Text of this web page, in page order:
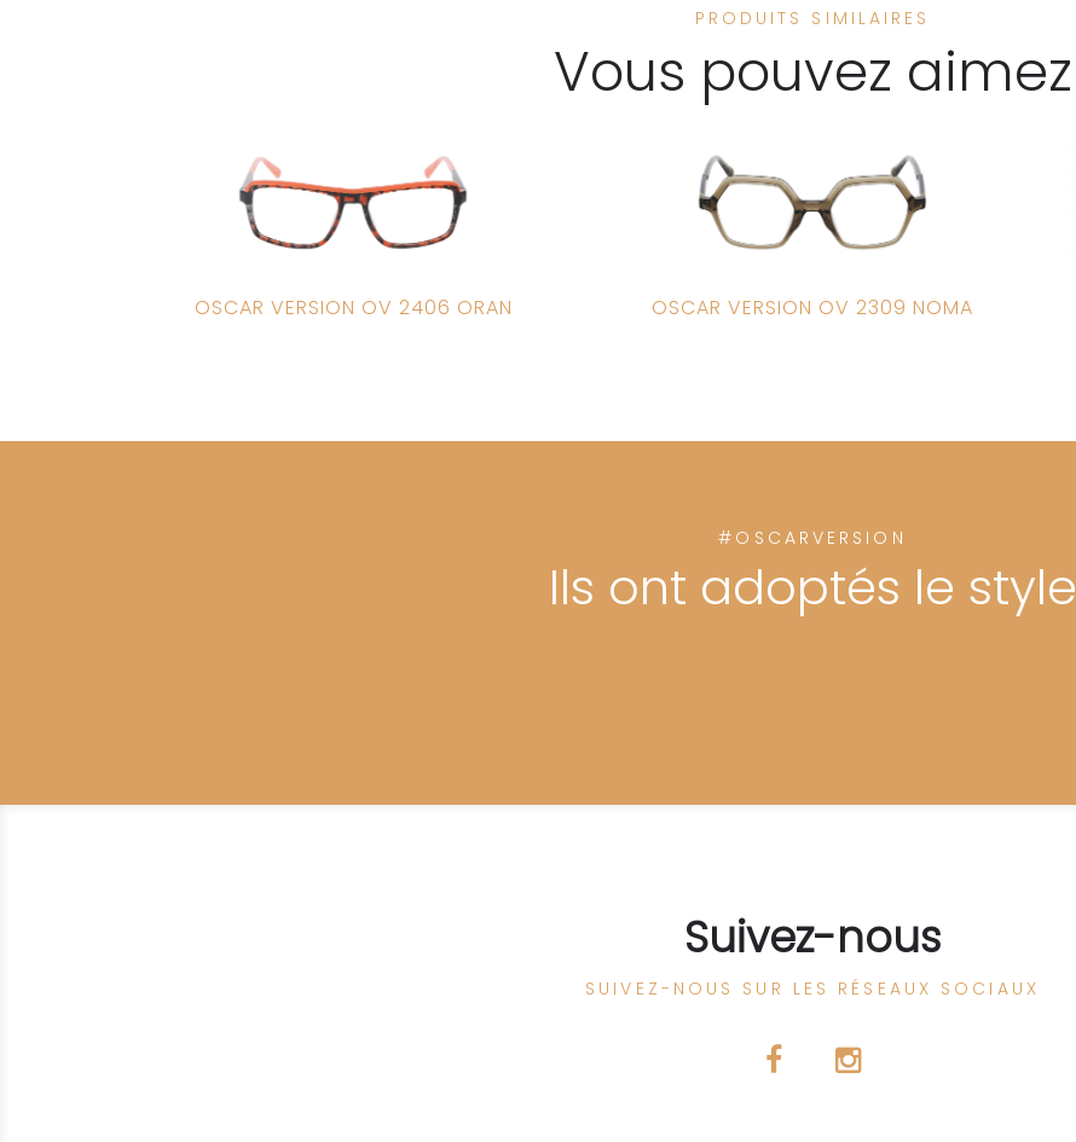
PRODUITS SIMILAIRES
Vous pouvez aimez
OSCAR VERSION OV 2406 ORAN OSCAR VERSION OV 2309 NOMA
#OSCARVERSION
Ils ont adoptés le style
Suivez-nous
SUIVEZ-NOUS SUR LES RÉSEAUX SOCIAUX